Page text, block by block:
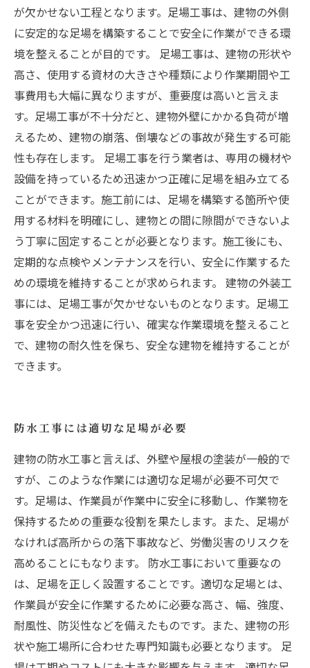
が欠かせない工程となります。足場工事は、建物の外側
に安定的な足場を構築することで安全に作業ができる環
境を整えることが目的です。 足場工事は、建物の形状や
高さ、使用する資材の大きさや種類により作業期間や工
事費用も大幅に異なりますが、重要度は高いと言えま
す。足場工事が不十分だと、建物外壁にかかる負荷が増
えるため、建物の崩落、倒壊などの事故が発生する可能
性も存在します。 足場工事を行う業者は、専用の機材や
設備を持っているため迅速かつ正確に足場を組み立てる
ことができます。施工前には、足場を構築する箇所や使
用する材料を明確にし、建物との間に隙間ができないよ
う丁寧に固定することが必要となります。施工後にも、
定期的な点検やメンテナンスを行い、安全に作業するた
めの環境を維持することが求められます。 建物の外装工
事には、足場工事が欠かせないものとなります。足場工
事を安全かつ迅速に行い、確実な作業環境を整えること
で、建物の耐久性を保ち、安全な建物を維持することが
できます。
防水工事には適切な足場が必要
建物の防水工事と言えば、外壁や屋根の塗装が一般的で
すが、このような作業には適切な足場が必要不可欠で
す。足場は、作業員が作業中に安全に移動し、作業物を
保持するための重要な役割を果たします。また、足場が
なければ高所からの落下事故など、労働災害のリスクを
高めることにもなります。 防水工事において重要なの
は、足場を正しく設置することです。適切な足場とは、
作業員が安全に作業するために必要な高さ、幅、強度、
耐風性、防災性などを備えたものです。また、建物の形
状や施工場所に合わせた専門知識も必要となります。 足